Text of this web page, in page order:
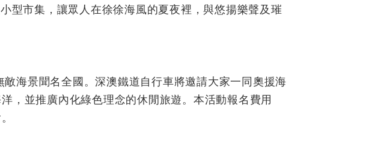
型市集，讓眾人在徐徐海風的夏夜裡，與悠揚樂聲及璀
海景聞名全國。深澳鐵道自行車將邀請大家一同奧援海
，並推廣內化綠色理念的休閒旅遊。本活動報名費用